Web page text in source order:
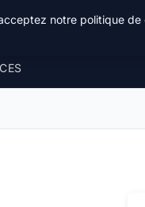
notre politique